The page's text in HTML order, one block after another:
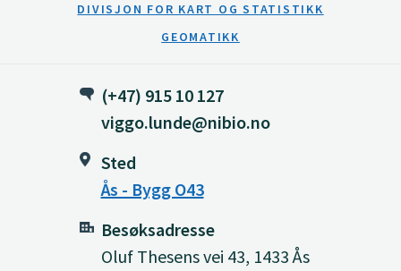
DIVISJON FOR KART OG STATISTIKK
GEOMATIKK
(+47) 915 10 127
viggo.lunde@nibio.no
Sted
Ås - Bygg O43
Besøksadresse
Oluf Thesens vei 43, 1433 Ås